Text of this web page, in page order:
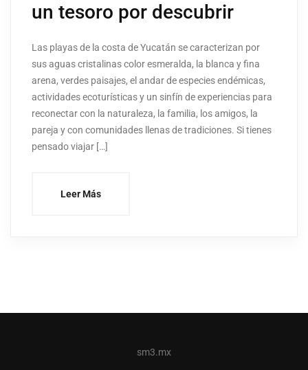
un tesoro por descubrir
Las playas de la costa de Yucatán se caracterizan por
sus aguas cristalinas color esmeralda, la blanca y fina
arena, verdes paisajes, el andar de especies endémicas,
actividades ecoturísticas y un sinfín de experiencias para
reconectar con la naturaleza, la familia, los amigos, la
pareja y con comunidades llenas de tradiciones. Si tienes
pensado viajar […]
Leer Más
sm3.mx